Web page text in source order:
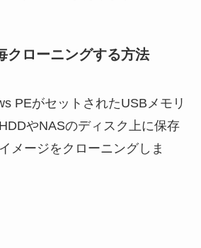
クローニングする方法
PEがセットされたUSBメモリ
やNASのディスク上に保存
メージをクローニングしま